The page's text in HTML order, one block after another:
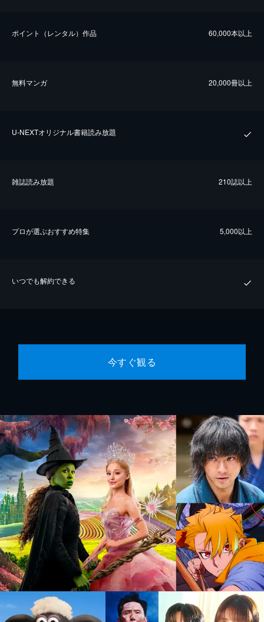
ポイント（レンタル）作品 60,000本以上
無料マンガ 20,000冊以上
U-NEXTオリジナル書籍読み放題
雑誌読み放題 210誌以上
プロが選ぶおすすめ特集 5,000以上
いつでも解約できる
今すぐ観る